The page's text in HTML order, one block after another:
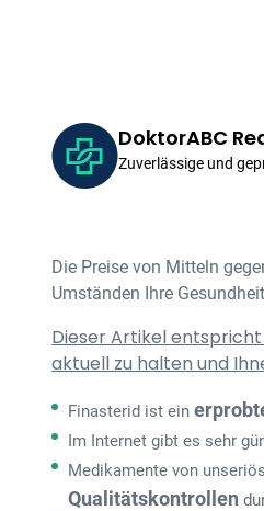
DoktorABC
Zuverlässige und
Die Preise von Mitteln
Umständen Ihre
Dieser Artikel
aktuell zu halten und
Finasterid ist ein
Im Internet gibt es sehr
Medikamente von
Qualitätskontrollen